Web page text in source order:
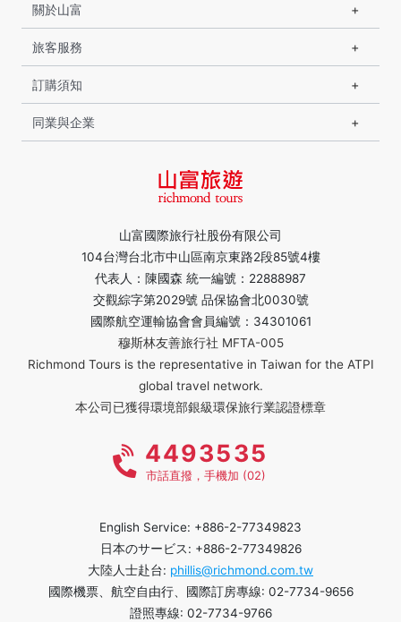
山富國際旅行社股份有限公司
104台灣台北市中山區南京東路2段85號4樓
代表人：陳國森 統一編號：22888987
交觀綜字第2029號 品保協會北0030號
國際航空運輸協會會員編號：34301061
穆斯林友善旅行社 MFTA-005
Richmond Tours is the representative in Taiwan for the ATPI
global travel network.
本公司已獲得環境部銀級環保旅行業認證標章
關於山富
旅客服務
訂購須知
同業與企業
4493535
市話直撥，手機加 (02)
English Service: +886-2-77349823
日本のサービス: +886-2-77349826
大陸人士赴台: phillis@richmond.com.tw
國際機票、航空自由行、國際訂房專線: 02-7734-9656
證照專線: 02-7734-9766